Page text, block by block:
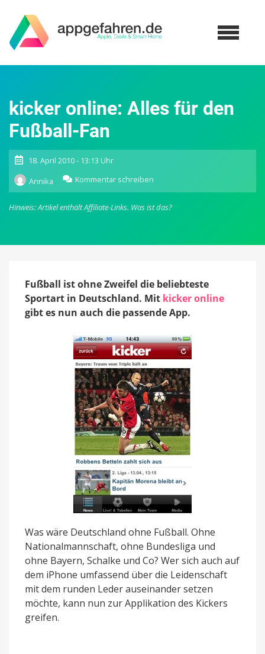
kicker online: Alles für den
Fußball-Fan
18. April 2010 - 13:13 Uhr
Annika
Kommentar schreiben
kicker
online:
Alles
Fußball-
Hinweis: Artikel enthält Affiliate-Links. Was ist das?
Fußball ist ohne Zweifel die beliebteste
Sportart in Deutschland. Mit kicker online
gibt es nun auch die passende App.
Was wäre Deutschland ohne Fußball. Ohne
Nationalmannschaft, ohne Bundesliga und
ohne Bayern, Schalke und Co? Wer sich auch auf
dem iPhone umfassend über die Leidenschaft
mit dem runden Leder auseinander setzen
möchte, kann nun zur Applikation des Kickers
greifen.